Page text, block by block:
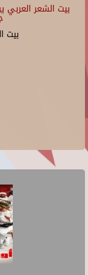
بيت الشعر العربي
بيت